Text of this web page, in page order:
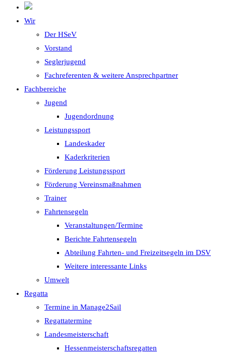
Wir
Der HSeV
Vorstand
Seglerjugend
Fachreferenten & weitere Ansprechpartner
Fachbereiche
Jugend
Jugendordnung
Leistungssport
Landeskader
Kaderkriterien
Förderung Leistungssport
Förderung Vereinsmaßnahmen
Trainer
Fahrtensegeln
Veranstaltungen/Termine
Berichte Fahrtensegeln
Abteilung Fahrten- und Freizeitsegeln im DSV
Weitere interessante Links
Umwelt
Regatta
Termine in Manage2Sail
Regattatermine
Landesmeisterschaft
Hessenmeisterschaftsregatten